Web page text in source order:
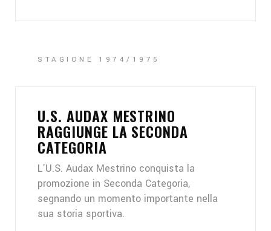
U.S. AUDAX MESTRINO
RAGGIUNGE LA SECONDA
CATEGORIA
L'U.S. Audax Mestrino conquista la
promozione in Seconda Categoria,
segnando un momento importante nella
sua storia sportiva.
STAGIONE 1974/1975